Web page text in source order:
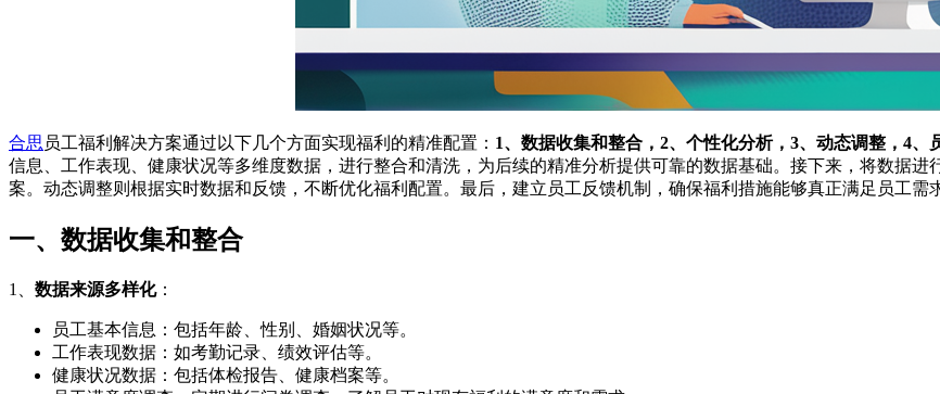
合思 员工福利解决方案通过以下几个方面实现福利的精准配置： 1、数据收集和整合，2、个性化分析，3、动态调整，4、
信息、工作表现、健康状况等多维度数据，进行整合和清洗，为后续的精准分析提供可靠的数据基础。接下来，将数据
案。动态调整则根据实时数据和反馈，不断优化福利配置。最后，建立员工反馈机制，确保福利措施能够真正满足员工需
一、数据收集和整合
1、 数据来源多样化：
员工基本信息：包括年龄、性别、婚姻状况等。
工作表现数据：如考勤记录、绩效评估等。
健康状况数据：包括体检报告、健康档案等。